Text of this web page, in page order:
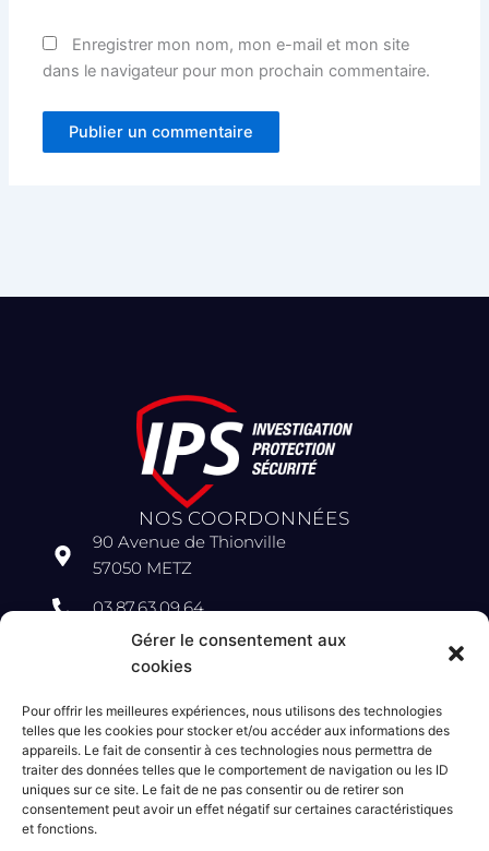
Gérer le consentement aux
cookies
Pour offrir les meilleures expériences, nous utilisons des technologies
telles que les cookies pour stocker et/ou accéder aux informations des
appareils. Le fait de consentir à ces technologies nous permettra de
traiter des données telles que le comportement de navigation ou les ID
uniques sur ce site. Le fait de ne pas consentir ou de retirer son
consentement peut avoir un effet négatif sur certaines caractéristiques
et fonctions.
Enregistrer mon nom, mon e-mail et mon site
dans le navigateur pour mon prochain commentaire.
NOS COORDONNÉES
90 Avenue de Thionville
57050 METZ
03.87.63.09.64
contact@ipsgroupe.fr
AUTORISATION PRÉFECTORALE:
de la Moselle.
L’autorisation administrative préalable ne confère aucun
caractère officiel à l’entreprise ou aux personnes qui en
bénéficient.
Elle n’engage en aucune manière la responsabilité des